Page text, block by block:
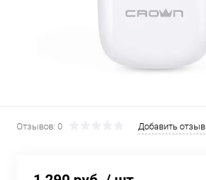
Отзывов: 0 Добавить отзыв
75% будут
каждые 2 недели
об оплате Плайтом